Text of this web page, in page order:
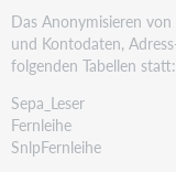
Das Anonymisieren
und Kontodaten,
folgenden Tabellen statt:
Sepa_Leser
Fernleihe
SnlpFernleihe